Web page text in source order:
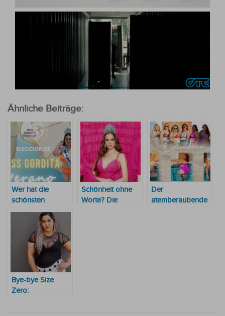
Ähnliche Beiträge:
Wer hat die
schönsten
molligen Konturen
für die Königin
des Sommers
2025?
Schönheit ohne
Worte? Die
Der
atemberaubende
Bye-bye Size
Zero: